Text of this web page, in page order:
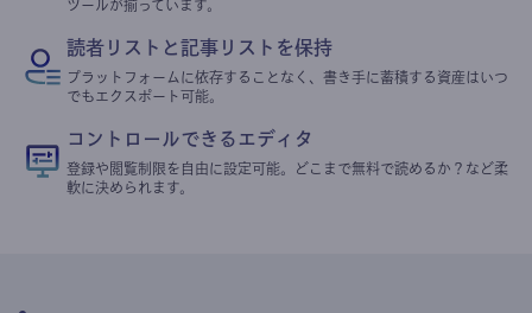
ツールが揃っています。
読者リストと記事リストを保持
プラットフォームに依存することなく、書き手に蓄積する資産はいつ
でもエクスポート可能。
コントロールできるエディタ
登録や閲覧制限を自由に設定可能。どこまで無料で読めるか？など柔
軟に決められます。